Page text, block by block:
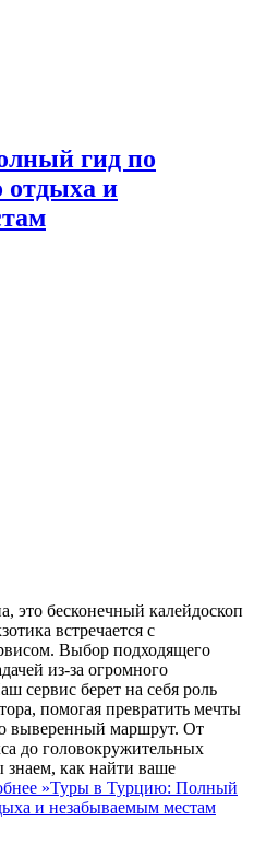
гид по
отдыха и
это бесконечный калейдоскоп
встречается с
Выбор подходящего
из-за огромного
сервис берет на себя роль
помогая превратить мечты
выверенный маршрут. От
до головокружительных
как найти ваше
»Туры в Турцию: Полный
и незабываемым местам